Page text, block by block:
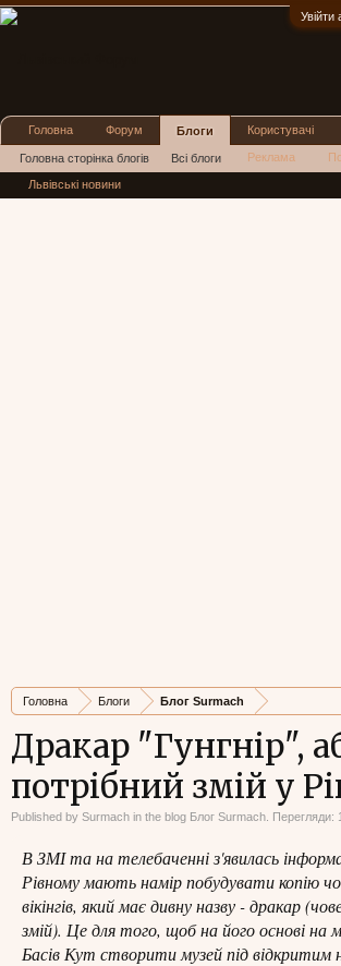
Увійти
Головна Блоги Блог Surmach
Дракар "Гунгнір",
потрібний змій у
Published by Surmach in the blog Блог Surmach . Перегляди:
В ЗМІ та на телебаченні з'явилась
Рівному мають намір побудувати копію
вікінгів, який має дивну назву - дракар
змій). Це для того, щоб на його основі на
Басів Кут створити музей під відкритим
Головна Форум Блоги
Головна сторінка блогів Всі блоги
Користувачі
Реклама
Львівські новини